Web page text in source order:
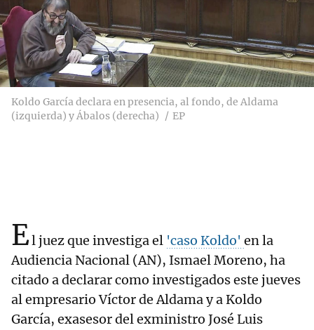
Koldo García declara en presencia, al fondo, de Aldama
(izquierda) y Ábalos (derecha)
EP
El juez que investiga el 'caso Koldo' en la
Audiencia Nacional (AN), Ismael Moreno, ha
citado a declarar como investigados este jueves
al empresario Víctor de Aldama y a Koldo
García, exasesor del exministro José Luis